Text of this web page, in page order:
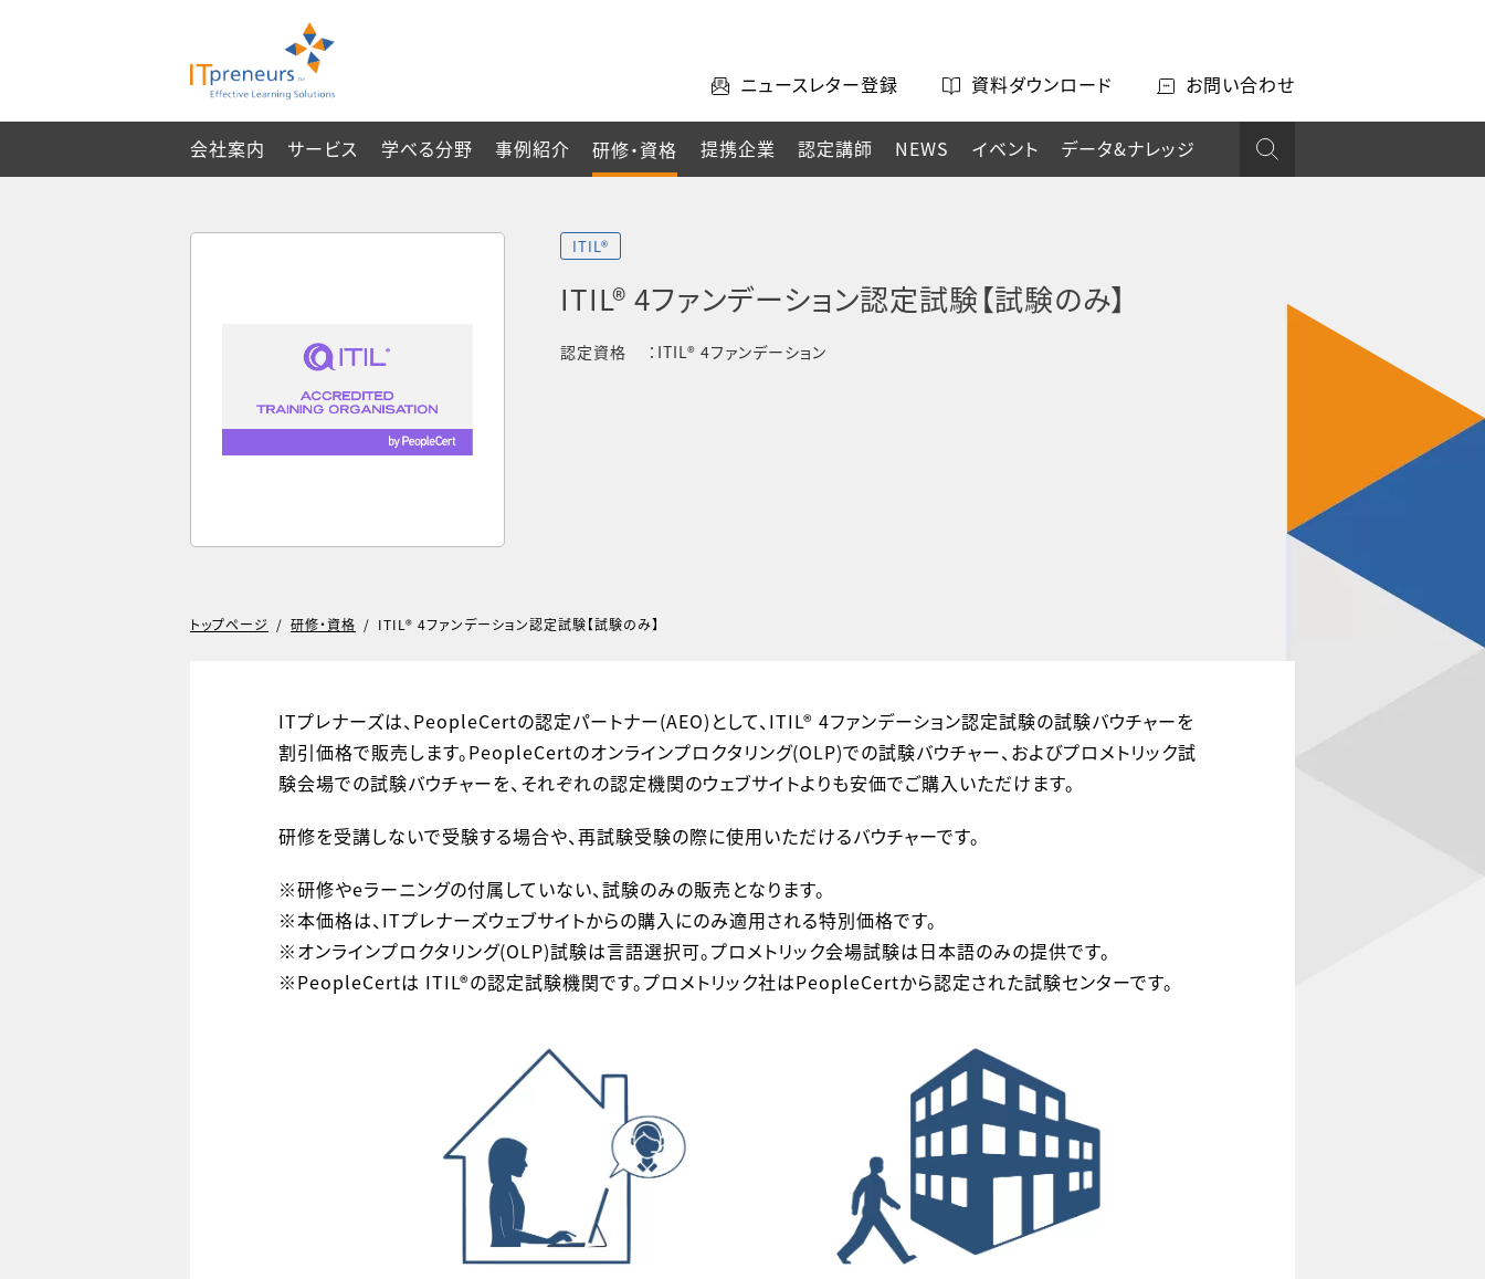
ニュースレター登録 資料ダウンロード お問い合わせ
会社案内 サービス 学べる分野 事例紹介 研修・資格 提携企業 認定講師 NEWS イベント データ&ナレッジ
ITIL®
ITIL® 4ファンデーション認定試験【試験のみ】
認定資格 ITIL® 4ファンデーション
トップページ / 研修・資格 / ITIL® 4ファンデーション認定試験【試験のみ】
ITプレナーズは、PeopleCertの認定パートナー(AEO)として、ITIL® 4ファンデーション認定試験の試験バウチャーを
割引価格で販売します。PeopleCertのオンラインプロクタリング(OLP)での試験バウチャー、およびプロメトリック試
験会場での試験バウチャーを、それぞれの認定機関のウェブサイトよりも安価でご購入いただけます。
研修を受講しないで受験する場合や、再試験受験の際に使用いただけるバウチャーです。
※研修やeラーニングの付属していない、試験のみの販売となります。
※本価格は、ITプレナーズウェブサイトからの購入にのみ適用される特別価格です。
※オンラインプロクタリング(OLP)試験は言語選択可。プロメトリック会場試験は日本語のみの提供です。
※PeopleCertは ITIL®の認定試験機関です。プロメトリック社はPeopleCertから認定された試験センターです。